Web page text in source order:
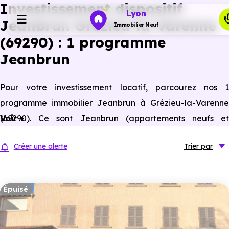
Lyon
Immobilier Neuf
Programmes neufs
Ressources
Investissement dispositif
Jeanbrun Grézieu-la-Varenne
(69290) : 1 programme
Jeanbrun
Pour votre investissement locatif, parcourez nos 1
programme immobilier Jeanbrun à Grézieu-la-Varenne
(69290). Ce sont Jeanbrun (appartements neufs et
ce statut du bailleur privé.
Voir +
Créer une alerte Trier par
Épuisé